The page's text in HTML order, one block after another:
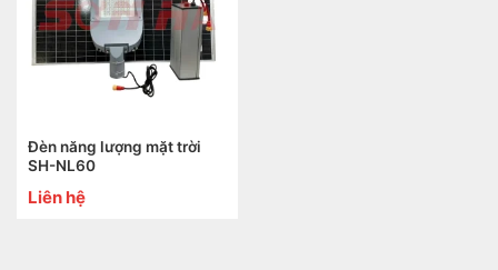
Đèn năng lượng mặt trời
SH-NL60
Liên hệ